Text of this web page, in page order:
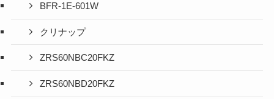
BFR-1E-601W
クリナップ
ZRS60NBC20FKZ
ZRS60NBD20FKZ